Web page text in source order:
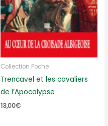
Collection Poche
Trencavel et les cavaliers
de l’Apocalypse
13,00€